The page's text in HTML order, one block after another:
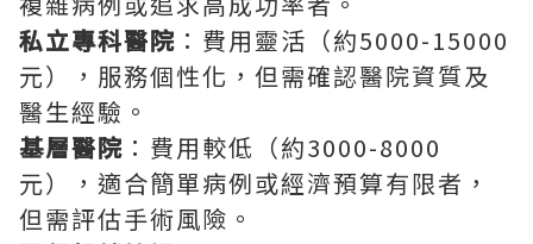
私立專科醫院 ：費用靈活（約5000-15000
元），服務個性化，但需確認醫院資質及
醫生經驗。
基層醫院 ：費用較低（約3000-8000
元），適合簡單病例或經濟預算有限者，
但需評估手術風險。